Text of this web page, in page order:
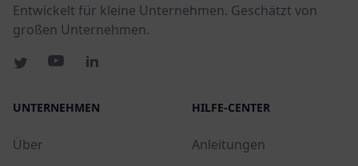
Entwickelt für kleine Unternehmen. Geschätzt von
großen Unternehmen.
UNTERNEHMEN
Über
HILFE-CENTER
Anleitungen